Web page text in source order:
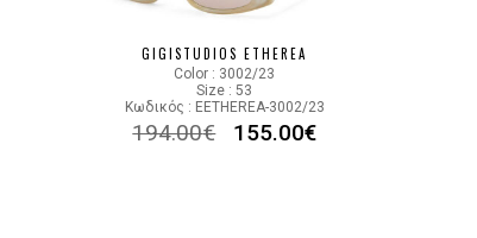
GIGISTUDIOS ETHEREA
Color : 3002/23
Size : 53
Κωδικός : EETHEREA-3002/23
194.00€ 155.00€